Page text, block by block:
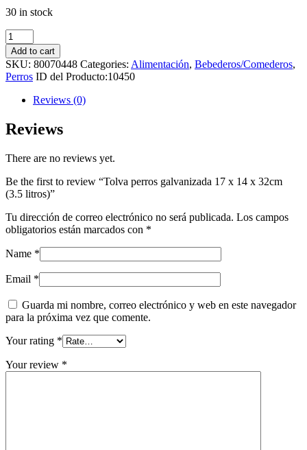
30 in stock
Tolva
perros
galvanizada
17
x
32cm
(3.5
quantity
Add to cart
SKU: 80070448 Categories: Alimentación, Bebederos/Comederos,
Perros ID del Producto:10450
Reviews (0)
Reviews
There are no reviews yet.
Be the first to review “Tolva perros galvanizada 17 x 14 x 32cm
(3.5 litros)”
Tu dirección de correo electrónico no será publicada. Los campos
obligatorios están marcados con *
Name *
Email *
Guarda mi nombre, correo electrónico y web en este navegador
para la próxima vez que comente.
Your rating *
Your review *